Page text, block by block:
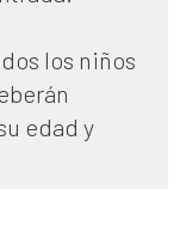
los niños
edad y